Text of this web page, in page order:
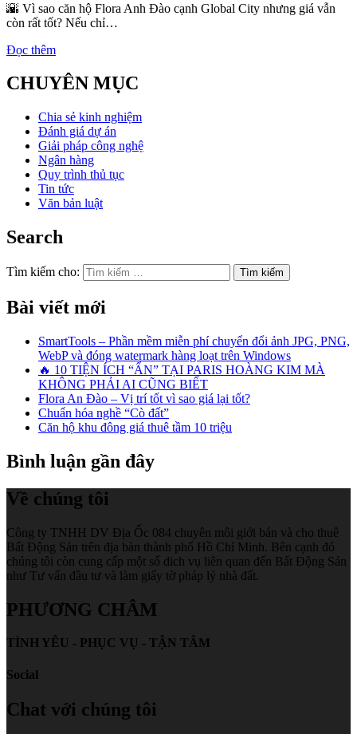
🌇 Vì sao căn hộ Flora Anh Đào cạnh Global City nhưng giá vẫn
còn rất tốt? Nếu chỉ…
Đọc thêm
CHUYÊN MỤC
Chia sẻ kinh nghiệm
Đánh giá dự án
Giải pháp công nghệ
Ngân hàng
Quy trình thủ tục
Tin tức
Văn bản luật
Search
Tìm kiếm cho:
Bài viết mới
SmartTools – Phần mềm miễn phí chuyển đổi ảnh JPG, PNG,
WebP và đóng watermark hàng loạt trên Windows
🔥 10 TIỆN ÍCH “ẨN” TẠI PARIS HOÀNG KIM MÀ
KHÔNG PHẢI AI CŨNG BIẾT
Flora An Đào – Vị trí tốt vì sao giá lại tốt?
Chuẩn hóa nghề “Cò đất”
Căn hộ khu đông giá thuê tầm 10 triệu
Bình luận gần đây
Về chúng tôi
Công ty TNHH DV Địa Ốc 084 chuyên môi giới bán và cho thuê
Bất Động Sản trên địa bàn thành phố Hồ Chí Minh. Bên cạnh đó
chúng tôi còn cung cấp một số dich vụ liên quan đến Bất Động Sản
như Tư vấn đầu tư và làm giấy tờ pháp lý nhà đất.
PHƯƠNG CHÂM
TÌNH YÊU - PHỤC VỤ - TẬN TÂM
Social
Chat với chúng tôi